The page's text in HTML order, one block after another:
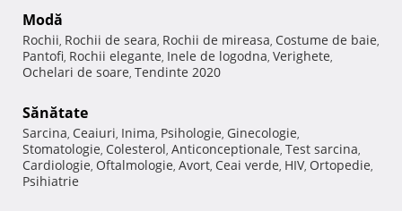
Modă
Rochii, Rochii de seara, Rochii de mireasa, Costume de baie,
Pantofi, Rochii elegante, Inele de logodna, Verighete,
Ochelari de soare, Tendinte 2020
Sănătate
Sarcina, Ceaiuri, Inima, Psihologie, Ginecologie,
Stomatologie, Colesterol, Anticonceptionale, Test sarcina,
Cardiologie, Oftalmologie, Avort, Ceai verde, HIV, Ortopedie,
Psihiatrie